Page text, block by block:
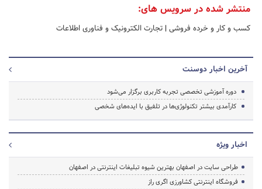
منتشر شده در سرویس های:
کسب و کار و خرده فروشی | تجارت الکترونیک و فناوری اطلاعات
آخرین اخبار دوسنت
دوره آموزشی تخصصی تجربه کاربری برگزار می‌شود
کارآمدی بیشتر تکنولوژی‌ها در تلفیق با ایده‌های شخصی
اخبار ویژه
طراحی سایت در اصفهان بهترین شیوه تبلیغات اینترنتی در اصفهان
فروشگاه اینترنتی کشاورزی اگری راز